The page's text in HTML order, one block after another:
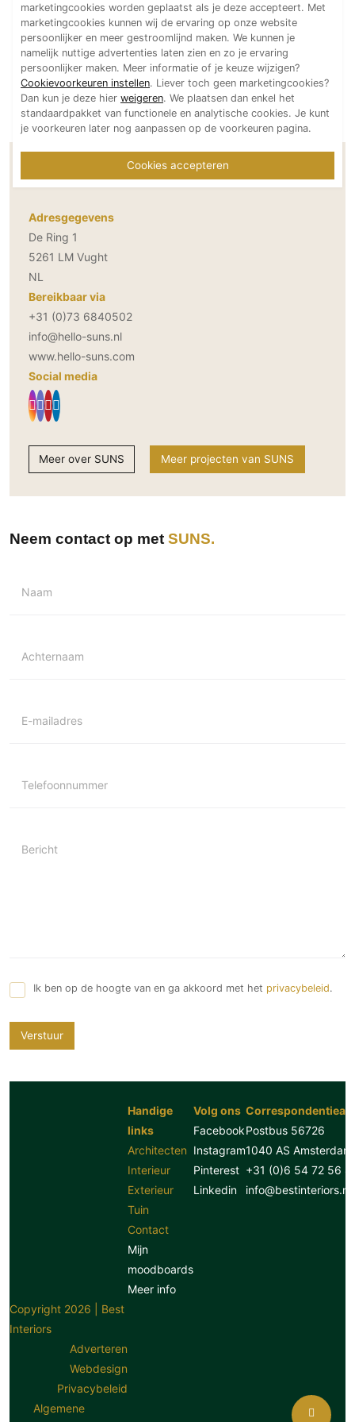
Technologie
Audio/Video
Thuisbioscoop
Domotica
Mirror TV
Fitnessapparatuur
Wifi
Aannemers Interieur
Akoestiek
Binnenzwembaden
Wijnkelder en wijnkasten
Contactgegevens SUNS
Adresgegevens
De Ring 1
5261 LM Vught
NL
Bereikbaar via
+31 (0)73 6840502
info@hello-suns.nl
www.hello-suns.com
Social media
Meer over SUNS Meer projecten van SUNS
Neem contact op met SUNS
Naam
Achternaam
E-mailadres
Telefoonnummer
Bericht
Ik ben op de hoogte van en ga akkoord met het privacybeleid.
Verstuur
Handige
links
Architecten
Interieur
Exterieur
Tuin
Contact
Mijn
moodboards
Meer info
Volg ons
Facebook
Instagram
Pinterest
Linkedin
Postbus 56726
1040 AS Amsterdam
+31 (0)6 54 72 56
info@bestinteriors.nl
Copyright 2026 | Best
Interiors
Adverteren
Webdesign
Privacybeleid
Algemene
marketingcookies worden geplaatst als je deze accepteert. Met
marketingcookies kunnen wij de ervaring op onze website
persoonlijker en meer gestroomlijnd maken. We kunnen je
namelijk nuttige advertenties laten zien en zo je ervaring
persoonlijker maken. Meer informatie of je keuze wijzigen?
Cookievoorkeuren instellen. Liever toch geen marketingcookies?
Dan kun je deze hier weigeren. We plaatsen dan enkel het
standaardpakket van functionele en analytische cookies. Je kunt
je voorkeuren later nog aanpassen op de voorkeuren pagina.
Cookies accepteren